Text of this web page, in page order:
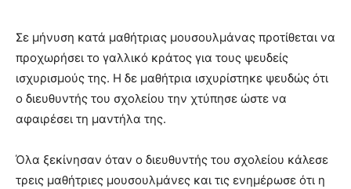
Σε μήνυση κατά μαθήτριας μουσουλμάνας προτίθεται να
προχωρήσει το γαλλικό κράτος για τους ψευδείς
ισχυρισμούς της. Η δε μαθήτρια ισχυρίστηκε ψευδώς ότι
ο διευθυντής του σχολείου την χτύπησε ώστε να
αφαιρέσει τη μαντήλα της.
Όλα ξεκίνησαν όταν ο διευθυντής του σχολείου κάλεσε
τρεις μαθήτριες μουσουλμάνες και τις ενημέρωσε ότι η